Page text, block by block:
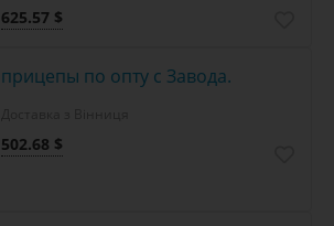
625.57 $
прицепы по опту с Завода.
502.68 $